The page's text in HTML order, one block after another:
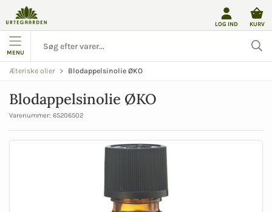
LOG IND KURV
MENU
Æteriske olier Blodappelsinolie ØKO
Blodappelsinolie ØKO
Varenummer: 65206502